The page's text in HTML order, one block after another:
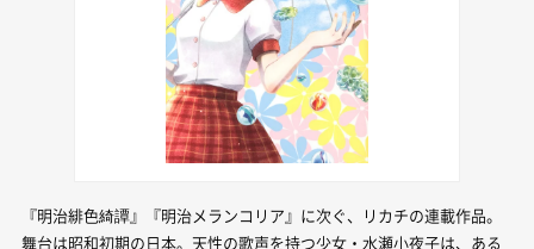
『明治緋色綺譚』『明治メランコリア』に次ぐ、リカチの連載作品。
舞台は昭和初期の日本。天性の歌声を持つ少女・水瀬小夜子は、ある